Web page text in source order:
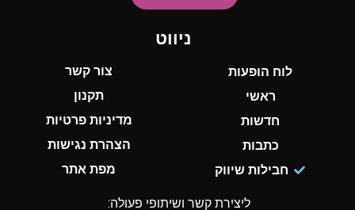
ניווט
לוח הופעות
ראשי
חדשות
כתבות
חבילות שיווק
צור קשר
תקנון
מדיניות פרטיות
הצהרת נגישות
מפת אתר
ליצירת קשר ושיתופי פעולה: